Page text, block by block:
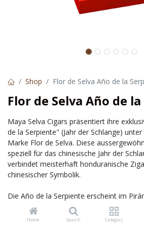
Home Search Category
Shop Flor de Selva Año de la
Flor de Selva Año de
Maya Selva Cigars präsentiert ihre
de la Serpiente" (Jahr der Schlange)
Marke Flor de Selva. Diese
speziell für das chinesische Jahr der
verbindet meisterhaft honduranische
chinesischer Symbolik.
Die Año de la Serpiente erscheint im
auf 2.025 Kisten à 10 Stück limitiert. Der
Blend besteht aus einem Deckblatt aus